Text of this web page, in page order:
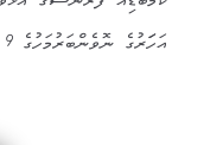
އަހަަރުގެ ނޮވެންބަރުމަހުގެ 9 ވަނަ ދުވަހުއެވެ.